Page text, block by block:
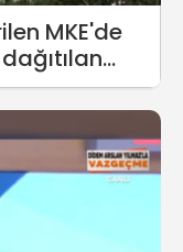
MKE'de